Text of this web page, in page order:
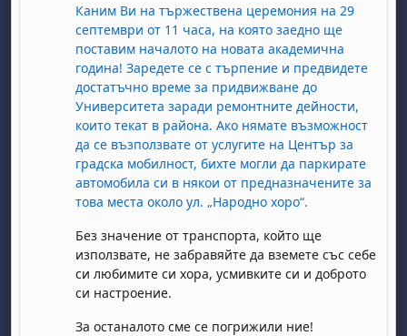
Каним Ви на тържествена церемония на 29
септември от 11 часа, на която заедно ще
поставим началото на новата академична
година! Заредете се с търпение и предвидете
достатъчно време за придвижване до
Университета заради ремонтните дейности,
които текат в района. Ако нямате възможност
да се възползвате от услугите на Център за
градска мобилност, бихте могли да паркирате
автомобила си в някои от предназначените за
това места около ул. „Народно хоро“.
Без значение от транспорта, който ще
използвате, не забравяйте да вземете със себе
си любимите си хора, усмивките си и доброто
си настроение.
За останалото сме се погрижили ние!